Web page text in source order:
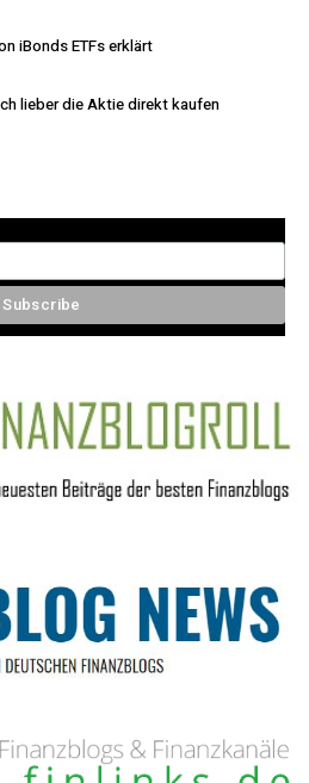
iBonds ETFs erklärt
lieber die Aktie direkt kaufen